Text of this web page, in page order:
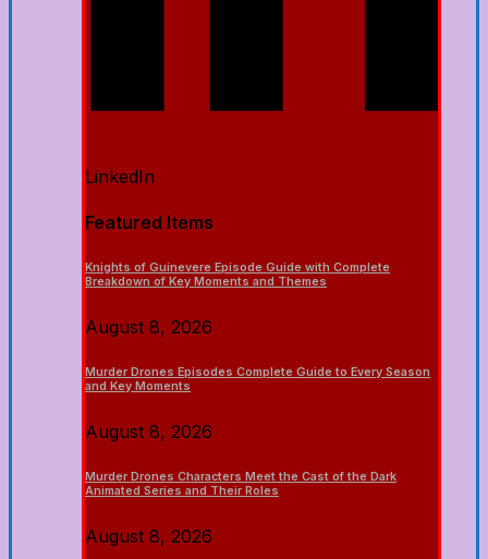
LinkedIn
Featured Items
Knights of Guinevere Episode Guide with Complete
Breakdown of Key Moments and Themes
August 8, 2026
Murder Drones Episodes Complete Guide to Every Season
and Key Moments
August 8, 2026
Murder Drones Characters Meet the Cast of the Dark
Animated Series and Their Roles
August 8, 2026